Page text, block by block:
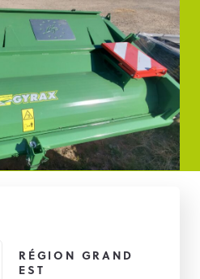
RÉGION GRAND
EST